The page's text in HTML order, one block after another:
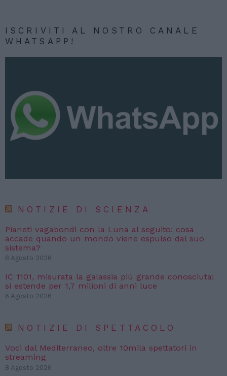
ISCRIVITI AL NOSTRO CANALE
WHATSAPP!
NOTIZIE DI SCIENZA
Pianeti vagabondi con la Luna al seguito: cosa
accade quando un mondo viene espulso dal suo
sistema?
8 Agosto 2026
IC 1101, misurata la galassia più grande conosciuta:
si estende per 1,7 milioni di anni luce
6 Agosto 2026
NOTIZIE DI SPETTACOLO
Voci dal Mediterraneo, oltre 10mila spettatori in
streaming
8 Agosto 2026